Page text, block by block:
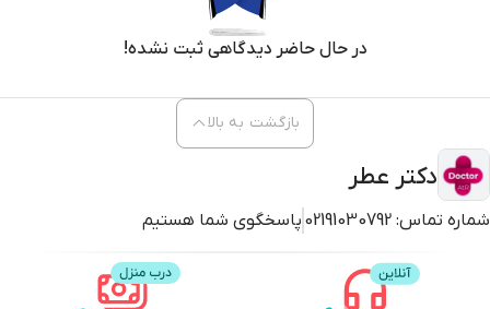
کشور سازنده امارات
در حال حاضر دیدگاهی ثبت نشده!
دکتر عطر
شماره تماس: 02191030792 پاسخگوی شما هستیم
بازگشت به بالا